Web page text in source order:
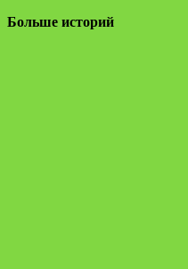
Больше историй